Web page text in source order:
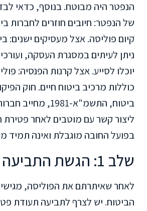
הנפטר היה מבוטח. בנוסף, כדאי
של הנפטר: חיובים חוזרים לחברות
קיום פוליסה. אצל מעסיקים ישנים:
ניתן לעיתים במסגרת העסקה,
יוכלו לסייע. אצל קרנות הפנסיה:
כוללות מרכיב ביטוח חיים. חוק
ביטוח, התשמ"א-1981,
ליצור קשר עם מוטבים לאחר
בפועל החובה מוגבלת ואינה תמיד
שלב 1: הגשת התביעה עצמה
לאחר שאיתרתם את הפוליסה,
הביטוח. יש לצרף לתביעה תעודת